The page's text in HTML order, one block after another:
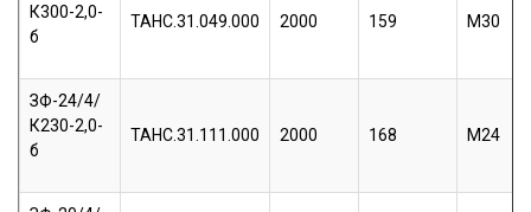
К300-2,0-
б
ТАНС.31.049.000 2000 159 М30
ЗФ-24/4/
К230-2,0-
б
ТАНС.31.111.000 2000 168 М24